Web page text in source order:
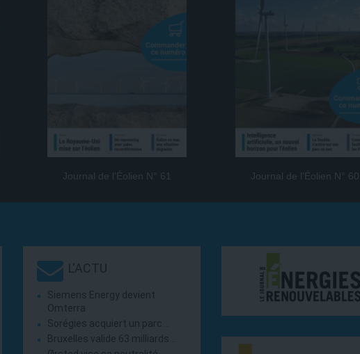
Journal de l’Éolien N° 61 Journal de l’Éolien N° 60
L'ACTU
Siemens Energy devient
Omterra
Sorégies acquiert un parc…
Bruxelles valide 63 milliards…